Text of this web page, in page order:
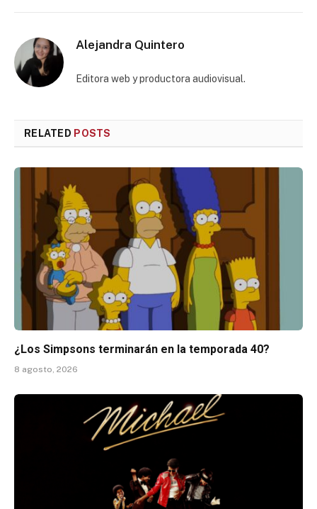
Alejandra Quintero
Editora web y productora audiovisual.
RELATED POSTS
¿Los Simpsons terminarán en la temporada 40?
8 agosto, 2026